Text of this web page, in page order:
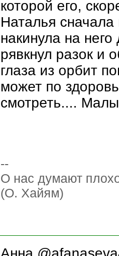
которой его,
Наталья сначала
накинула на
рявкнул разок и
глаза из орбит
может по
смотреть....
--
О нас думают
(О. Хайям)